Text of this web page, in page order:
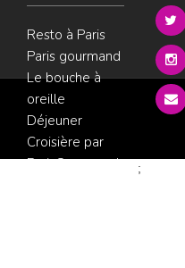
Resto à Paris
Paris gourmand
Le bouche à
oreille
Déjeuner
Croisière par
ParisGourmand
;